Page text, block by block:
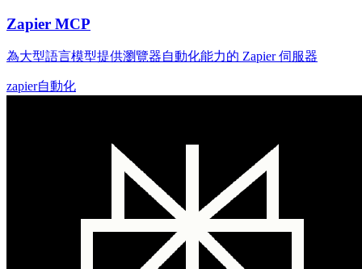
Zapier MCP
為大型語言模型提供瀏覽器自動化能力的 Zapier 伺服器
zapier自動化